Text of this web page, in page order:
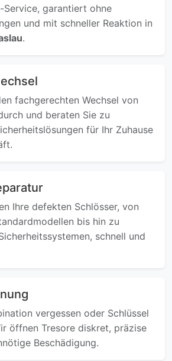
Service, garantiert ohne
und mit schneller Reaktion in
.
fachgerechten Wechsel von
und beraten Sie zu
für Ihr Zuhause
Ihre defekten Schlösser, von
bis hin zu
schnell und
vergessen oder Schlüssel
öffnen Tresore diskret, präzise
Beschädigung.